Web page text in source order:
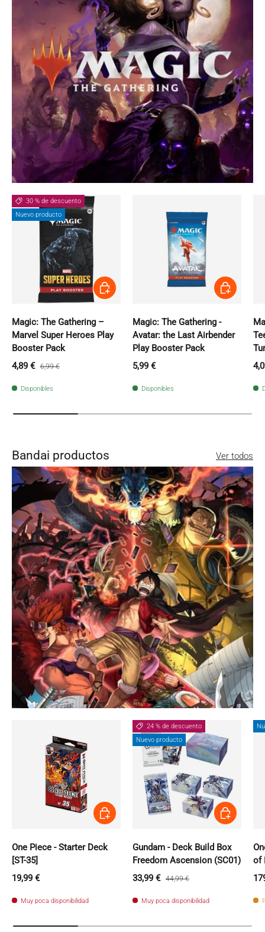
30 % de descuento
Nuevo producto
Magic: The Gathering –
Marvel Super Heroes Play
Booster Pack
Precio de venta
4,89 € Precio normal
6,99 €
Disponibles
Añadir al carrito
Magic: The Gathering -
Avatar: the Last Airbender
Play Booster Pack
Precio normal
5,99 €
Disponibles
Añadir al
Bandai productos Ver todos
One Piece - Starter Deck
[ST-35]
Precio normal
19,99 €
Muy poca disponibilidad
Añadir al carrito
24 % de descuento
Nuevo producto
Gundam - Deck Build Box
Freedom Ascension (SC01)
Precio de venta
33,99 € Precio normal
44,99 €
Muy poca disponibilidad
Añadir al
of